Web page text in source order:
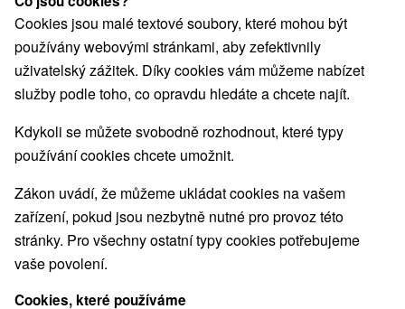
Navigovat do místa
O ZAŘÍZENÍ VYBAVENÍ
Cookies jsou malé textové soubory, které mohou být
používány webovými stránkami, aby zefektivnily
uživatelský zážitek. Díky cookies vám můžeme nabízet
služby podle toho, co opravdu hledáte a chcete najít.
Kdykoli se můžete svobodně rozhodnout, které typy
používání cookies chcete umožnit.
Zákon uvádí, že můžeme ukládat cookies na vašem
zařízení, pokud jsou nezbytně nutné pro provoz této
stránky. Pro všechny ostatní typy cookies potřebujeme
vaše povolení.
Cookies, které používáme